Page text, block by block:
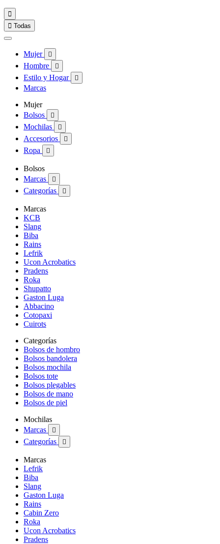

 Todas
Mujer 
Hombre 
Estilo y Hogar 
Marcas
Mujer
Bolsos

Mochilas 
Accesorios 
Ropa 
Bolsos
Marcas

Categorías 
Marcas
KCB
Slang
Biba
Rains
Lefrik
Ucon Acrobatics
Pradens
Roka
Shupatto
Gaston Luga
Abbacino
Cotopaxi
Cuirots
Categorías
Bolsos de hombro
Bolsos bandolera
Bolsos mochila
Bolsos tote
Bolsos plegables
Bolsos de mano
Bolsos de piel
Mochilas
Marcas

Categorías 
Marcas
Lefrik
Biba
Slang
Gaston Luga
Rains
Cabin Zero
Roka
Ucon Acrobatics
Pradens